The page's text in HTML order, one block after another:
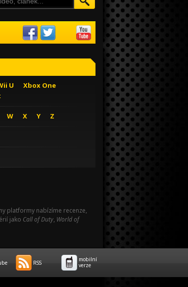
U
Xbox One
W X Y Z
platformy nabízíme recenze,
jako Call of Duty, World of
RSS
mobilní
verze